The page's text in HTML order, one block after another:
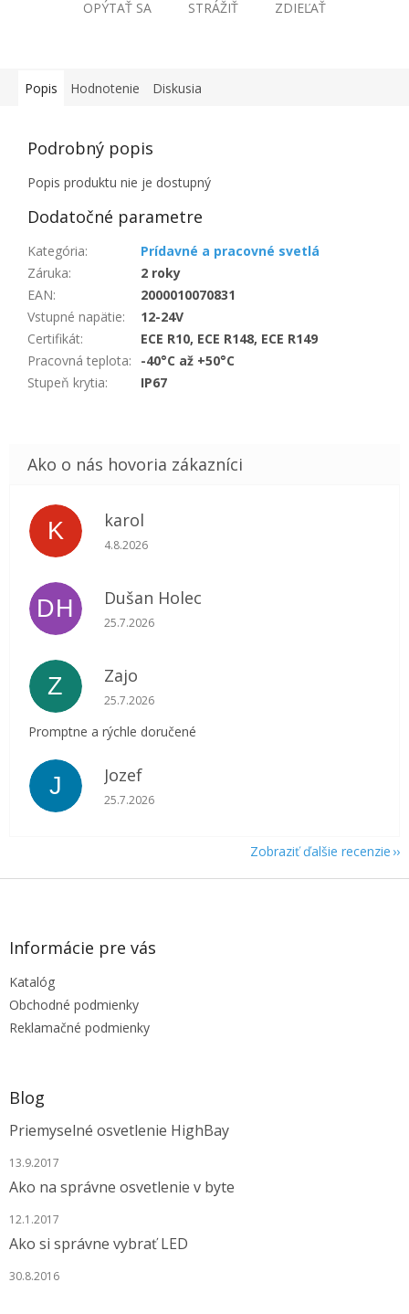
OPÝTAŤ SA STRÁŽIŤ ZDIEĽAŤ
Popis Hodnotenie Diskusia
Podrobný popis
Popis produktu nie je dostupný
Dodatočné parametre
Kategória:
Prídavné a pracovné svetlá
Záruka:
2 roky
EAN:
2000010070831
Vstupné napätie:
12-24V
Certifikát:
ECE R10, ECE R148, ECE R149
Pracovná teplota:
-40°C až +50°C
Stupeň krytia: IP67
K karol
Hodnotenie obchodu je 5 z 5 hviezdičiek.
4.8.2026
DH Dušan Holec
Hodnotenie obchodu je 5 z 5 hviezdičiek.
25.7.2026
Z Zajo
Hodnotenie obchodu je 5 z 5 hviezdičiek.
25.7.2026
Promptne a rýchle doručené
J Jozef
Hodnotenie obchodu je 5 z 5 hviezdičiek.
25.7.2026
Zobraziť ďalšie recenzie
Z
Informácie pre vás
Katalóg
Obchodné podmienky
Reklamačné podmienky
Blog
Priemyselné osvetlenie HighBay
13.9.2017
Ako na správne osvetlenie v byte
12.1.2017
Ako si správne vybrať LED
30.8.2016